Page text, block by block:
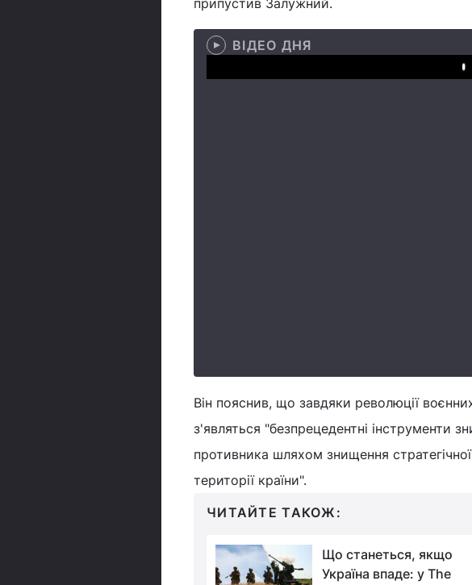
припустив Залужний.
ВІДЕО ДНЯ
Він пояснив, що завдяки революції
з'являться "безпрецедентні інструменти
противника шляхом знищення
території країни".
ЧИТАЙТЕ ТАКОЖ:
Що станеться, якщо
Україна впаде: у The